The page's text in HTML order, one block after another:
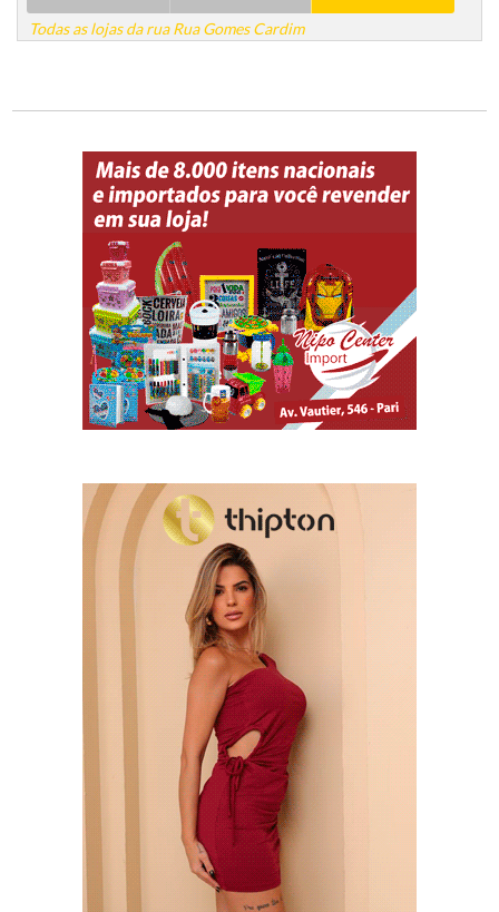
Todas as lojas da rua Rua Gomes Cardim